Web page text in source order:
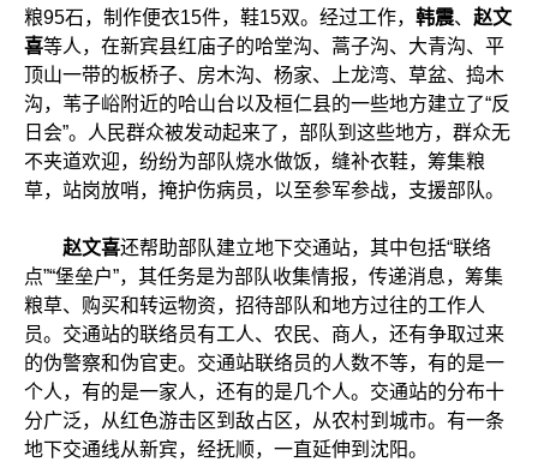
粮95石，制作便衣15件，鞋15双。经过工作， 韩震、 赵文
喜等人，在新宾县红庙子的哈堂沟、蒿子沟、大青沟、平
顶山一带的板桥子、房木沟、杨家、上龙湾、草盆、捣木
沟，苇子峪附近的哈山台以及桓仁县的一些地方建立了“反
日会”。人民群众被发动起来了，部队到这些地方，群众无
不夹道欢迎，纷纷为部队烧水做饭，缝补衣鞋，筹集粮
草，站岗放哨，掩护伤病员，以至参军参战，支援部队。
赵文喜还帮助部队建立地下交通站，其中包括“联络
点”“堡垒户”，其任务是为部队收集情报，传递消息，筹集
粮草、购买和转运物资，招待部队和地方过往的工作人
员。交通站的联络员有工人、农民、商人，还有争取过来
的伪警察和伪官吏。交通站联络员的人数不等，有的是一
个人，有的是一家人，还有的是几个人。交通站的分布十
分广泛，从红色游击区到敌占区，从农村到城市。有一条
地下交通线从新宾，经抚顺，一直延伸到沈阳。